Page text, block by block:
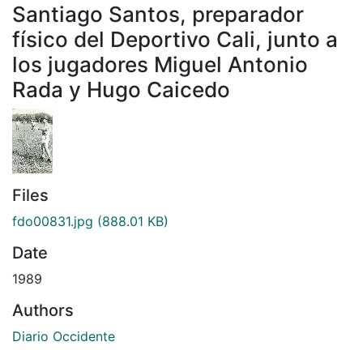
Santiago Santos, preparador
físico del Deportivo Cali, junto a
los jugadores Miguel Antonio
Rada y Hugo Caicedo
Files
fdo00831.jpg (888.01 KB)
Date
1989
Authors
Diario Occidente